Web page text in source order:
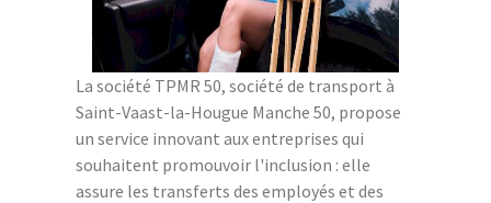
La société TPMR 50, société de transport à
Saint-Vaast-la-Hougue Manche 50, propose
un service innovant aux entreprises qui
souhaitent promouvoir l'inclusion : elle
assure les transferts des employés et des